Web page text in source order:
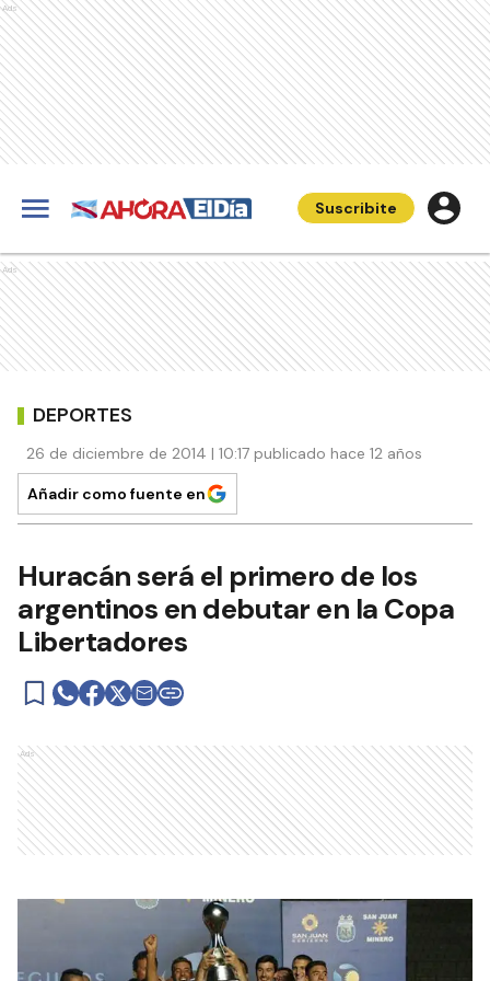
Ads
Suscribite
Ads
DEPORTES
26 de diciembre de 2014 | 10:17 publicado hace 12 años
Añadir como fuente en
Huracán será el primero de los
argentinos en debutar en la Copa
Libertadores
Ads